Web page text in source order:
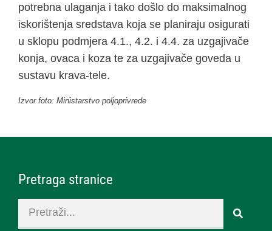
potrebna ulaganja i tako došlo do maksimalnog
iskorištenja sredstava koja se planiraju osigurati
u sklopu podmjera 4.1., 4.2. i 4.4. za uzgajivače
konja, ovaca i koza te za uzgajivače goveda u
sustavu krava-tele.
Izvor foto: Ministarstvo poljoprivrede
Pretraga stranice